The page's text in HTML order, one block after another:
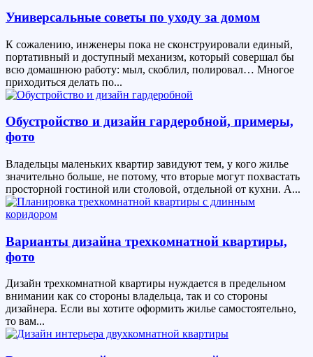
Универсальные советы по уходу за домом
К сожалению, инженеры пока не сконструировали единый,
портативный и доступный механизм, который совершал бы
всю домашнюю работу: мыл, скоблил, полировал… Многое
приходиться делать по...
Обустройство и дизайн гардеробной, примеры,
фото
Владельцы маленьких квартир завидуют тем, у кого жилье
значительно больше, не потому, что вторые могут похвастать
просторной гостиной или столовой, отдельной от кухни. А...
Варианты дизайна трехкомнатной квартиры,
фото
Дизайн трехкомнатной квартиры нуждается в предельном
внимании как со стороны владельца, так и со стороны
дизайнера. Если вы хотите оформить жилье самостоятельно,
то вам...